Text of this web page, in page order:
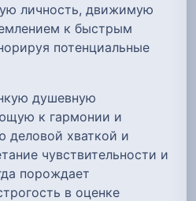
личность, движимую
к быстрым
потенциальные
душевную
к гармонии и
деловой хваткой и
чувствительности и
порождает
в оценке